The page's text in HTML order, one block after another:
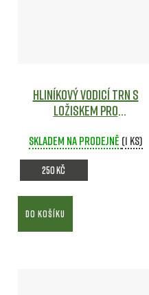
Hliníkový vodicí trn s
ložiskem pro
Skladem na prodejně (1 ks)
250 Kč
DO KOŠÍKU